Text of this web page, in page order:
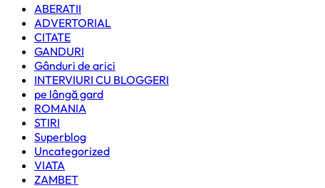
ABERATII
ADVERTORIAL
CITATE
GANDURI
Gânduri de arici
INTERVIURI CU BLOGGERI
pe lângă gard
ROMANIA
STIRI
Superblog
Uncategorized
VIATA
ZAMBET